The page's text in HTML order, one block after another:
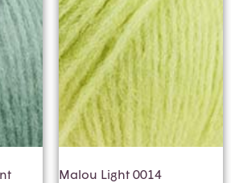
Malou Light 0014